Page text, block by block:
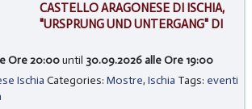
CASTELLO ARAGONESE DI ISCHIA,
"URSPRUNG UND UNTERGANG" DI
Ore 20:00until 30.09.2026 alle Ore 19:00
Ischia Categories:Mostre,Ischia Tags: eventi